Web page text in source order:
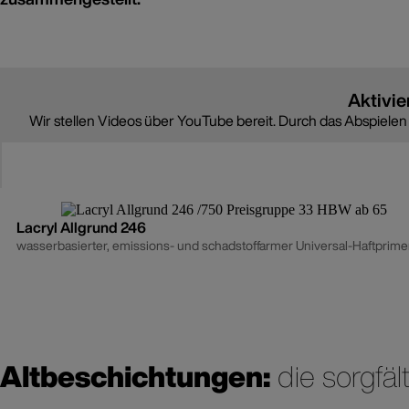
Wir stellen Videos über YouTube bereit. Durch das
Lacryl Allgrund 246
wasserbasierter, emissions- und schadstoffarmer Universal-
Altbeschichtungen:die